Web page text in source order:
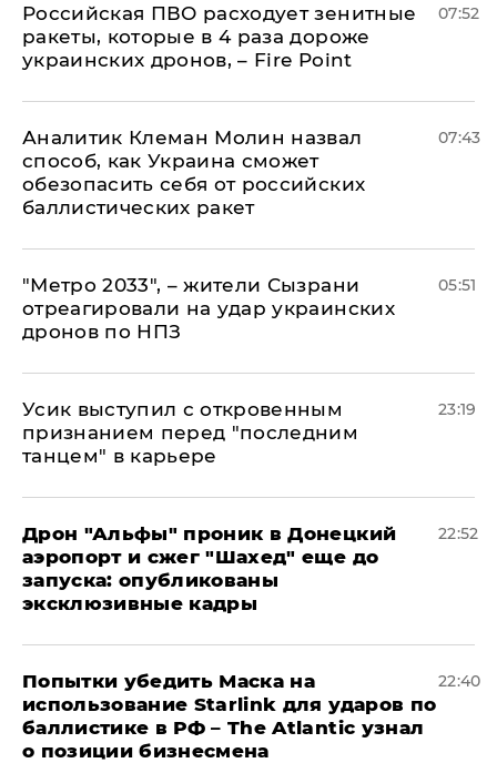
Российская ПВО расходует зенитные
ракеты, которые в 4 раза дороже
украинских дронов, – Fire Point
07:52
Аналитик Клеман Молин назвал
способ, как Украина сможет
обезопасить себя от российских
баллистических ракет
07:43
"Метро 2033", – жители Сызрани
отреагировали на удар украинских
дронов по НПЗ
05:51
Усик выступил с откровенным
признанием перед "последним
танцем" в карьере
23:19
Дрон "Альфы" проник в Донецкий
аэропорт и сжег "Шахед" еще до
запуска: опубликованы
эксклюзивные кадры
22:52
Попытки убедить Маска на
использование Starlink для ударов по
баллистике в РФ – The Atlantic узнал
о позиции бизнесмена
22:40